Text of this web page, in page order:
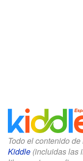
Todo el contenido
Kiddle (incluidas las